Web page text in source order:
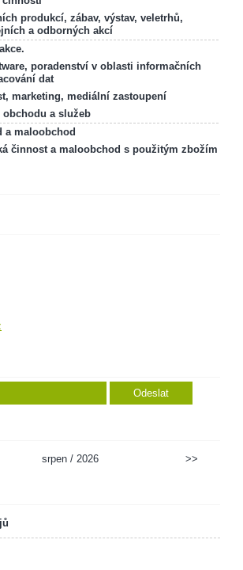
produkcí, zábav, výstav, veletrhů,
a odborných akcí
poradenství v oblasti informačních
dat
marketing, mediální zastoupení
a služeb
a maloobchod
činnost a maloobchod s použitým zbožím
srpen / 2026 >>